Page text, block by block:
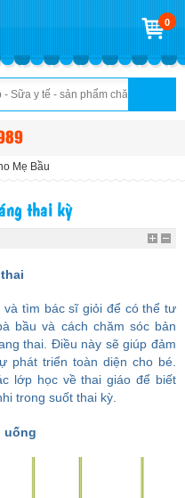
0
Mẹ Bầu
thai kỳ
và tìm bác sĩ giỏi để có thể tư
bầu và cách chăm sóc bản
thai. Điều này sẽ giúp đảm
phát triển toàn diện cho bé.
lớp học về thai giáo để biết
trong suốt thai kỳ.
uống